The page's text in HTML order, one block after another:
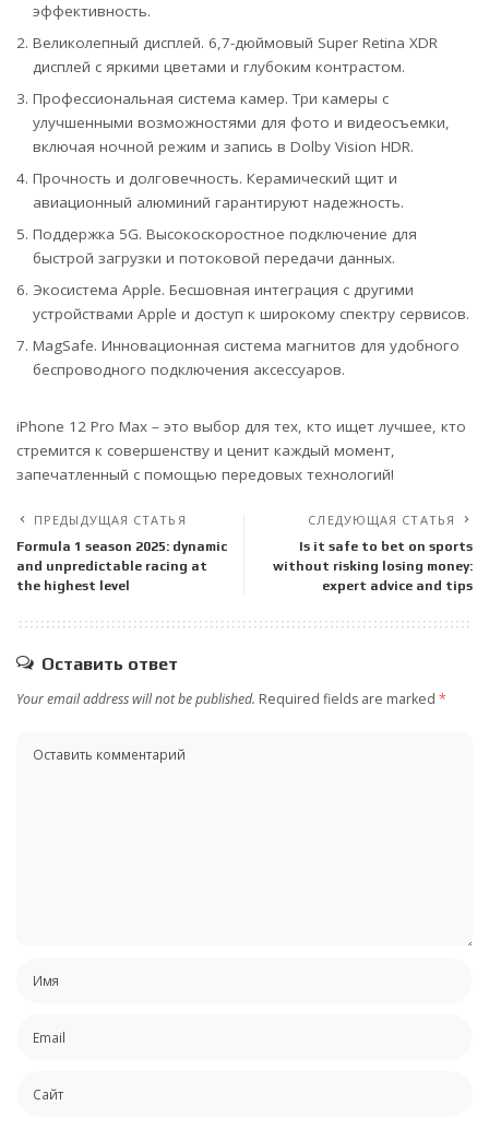
эффективность.
Великолепный дисплей. 6,7-дюймовый Super Retina XDR
дисплей с яркими цветами и глубоким контрастом.
Профессиональная система камер. Три камеры с
улучшенными возможностями для фото и видеосъемки,
включая ночной режим и запись в Dolby Vision HDR.
Прочность и долговечность. Керамический щит и
авиационный алюминий гарантируют надежность.
Поддержка 5G. Высокоскоростное подключение для
быстрой загрузки и потоковой передачи данных.
Экосистема Apple. Бесшовная интеграция с другими
устройствами Apple и доступ к широкому спектру сервисов.
MagSafe. Инновационная система магнитов для удобного
беспроводного подключения аксессуаров.
iPhone 12 Pro Max – это выбор для тех, кто ищет лучшее, кто
стремится к совершенству и ценит каждый момент,
запечатленный с помощью передовых технологий!
ПРЕДЫДУЩАЯ СТАТЬЯ
Formula 1 season 2025: dynamic
and unpredictable racing at
the highest level
СЛЕДУЮЩАЯ СТАТЬЯ
Is it safe to bet on sports
without risking losing money:
expert advice and tips
Оставить ответ
Your email address will not be published. Required fields are marked *